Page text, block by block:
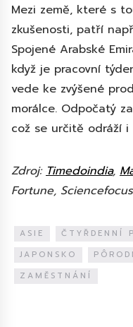
Mezi země, které s
zkušenosti, patří
Spojené Arabské
když je pracovní
vede ke zvýšené
morálce. Odpočatý
což se určitě odráží i
Zdroj: Timedoindia,
Fortune, Sciencefocus
ASIE ČTYŘDENNÍ
JAPONSKO
ZAMĚSTNÁNÍ